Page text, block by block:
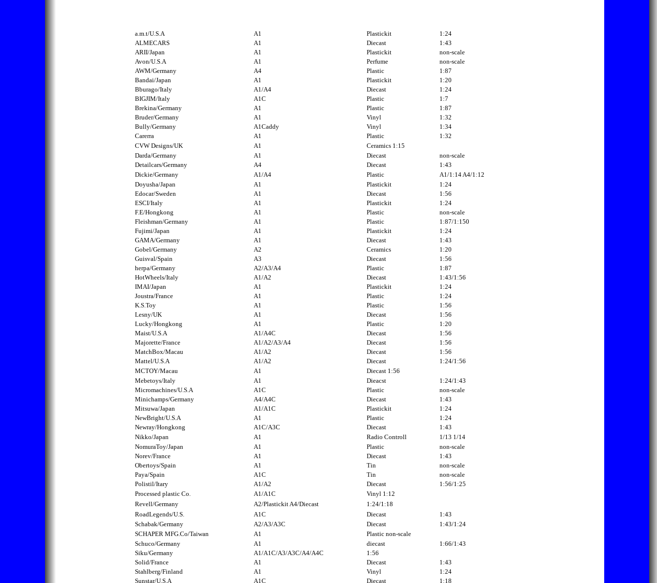
a.m.t/U.S.A A1 Plastickit
1:24
ALMECARS
A1 Diecast
1:43
ARII/Japan
A1 Plastickit
non-scale
Avon/U.S.A
A1 Perfume
non-scale
AWM/Germany
A4 Plastic
1:87
Bandai/Japan
A1 Plastickit
1:20
Bburago/Italy
A1/A4 Diecast
1:24
BIGJIM/Italy
A1C Plastic
1:7
Brekina/Germany
A1 Plastic
1:87
Bruder/Germany
A1 Vinyl
1:32
Bully/Germany
A1Caddy Vinyl
1:34
Carerra
A1 Plastic
1:32
CVW Designs/UK A1 Ceramics 1:15
Darda/Germany
A1 Diecast
non-scale
Detailcars/Germany
A4 Diecast
1:43
Dickie/Germany
A1/A4 Plastic A1/1:14A4/1:12
Doyusha/Japan
A1 Plastickit
1:24
Edocar/Sweden
A1 Diecast
1:56
ESCI/Italy
A1 Plastickit
1:24
F.E/Hongkong
A1 Plastic
non-scale
Fleishman/Germany
A1 Plastic
1:87/1:150
Fujimi/Japan
A1 Plastickit
1:24
GAMA/Germany
A1 Diecast
1:43
Gobel/Germany
A2 Ceramics
1:20
Guisval/Spain
A3 Diecast
1:56
herpa/Germany
A2/A3/A4 Plastic
1:87
HotWheels/Italy
A1/A2 Diecast
1:43/1:56
IMAI/Japan
A1 Plastickit
1:24
Joustra/France
A1 Plastic
1:24
K.S.Toy
A1 Plastic
1:56
Lesny/UK
A1 Diecast
1:56
Lucky/Hongkong
A1 Plastic
1:20
Maist/U.S.A
A1/A4C Diecast
1:56
Majorette/France
A1/A2/A3/A4 Diecast
1:56
MatchBox/Macau
A1/A2 Diecast
1:56
Mattel/U.S.A
A1/A2 Diecast
1:24/1:56
MCTOY/Macau A1 Diecast 1:56
Mebetoys/Italy
A1 Dieacst
1:24/1:43
Micromachines/U.S.A
A1C Plastic
non-scale
Minichamps/Germany
A4/A4C Diecast
1:43
Mitsuwa/Japan
A1/A1C Plastickit
1:24
NewBright/U.S.A
A1 Plastic
1:24
Newray/Hongkong
A1C/A3C Diecast
1:43
Nikko/Japan
A1 Radio Controll 1/13 1/14
NomuraToy/Japan
A1 Plastic
non-scale
Norev/France
A1 Diecast
1:43
Obertoys/Spain
A1 Tin
non-scale
Paya/Spain
A1C Tin
non-scale
Polistil/Itary
A1/A2 Diecast
1:56/1:25
Processed plastic Co. A1/A1C Vinyl 1:12
Revell/Germany
A2/PlastickitA4/Diecast
1:24/1:18
RoadLegends/U.S.
A1C Diecast
1:43
Schabak/Germany
A2/A3/A3C Diecast
1:43/1:24
SCHAPER MFG.Co/Taiwan A1 Plastic non-scale
Schuco/Germany
A1 diecast
1:66/1:43
Siku/Germany
A1/A1C/A3/A3C/A4/A4C
1:56
Solid/France
A1 Diecast
1:43
Stahlberg/Finland
A1 Vinyl
1:24
Sunstar/U.S.A
A1C Diecast 1:18